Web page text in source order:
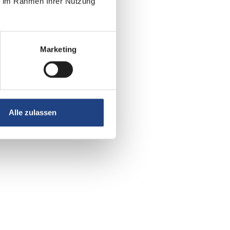
Marketing
Alle zulassen